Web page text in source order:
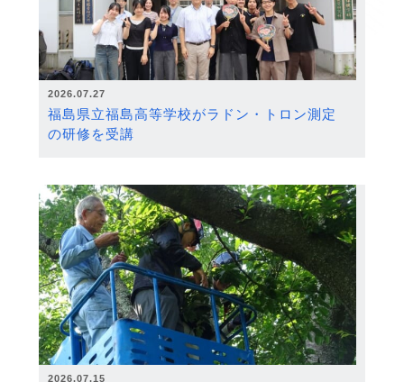
2026.07.27
福島県立福島高等学校がラドン・トロン測定
の研修を受講
2026.07.15